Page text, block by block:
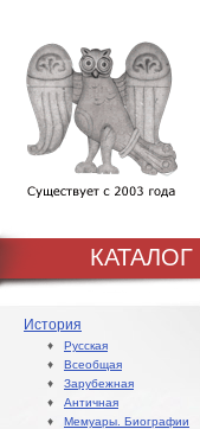
КАТАЛОГ
История
♦ Русская
♦ Всеобщая
♦ Зарубежная
♦ Античная
♦ Мемуары. Биографии